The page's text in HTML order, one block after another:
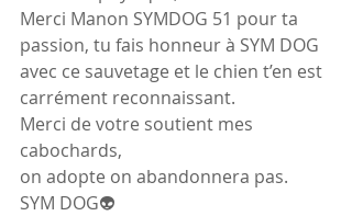
Merci Manon SYMDOG 51 pour ta
passion, tu fais honneur à SYM DOG
avec ce sauvetage et le chien t’en est
carrément reconnaissant.
Merci de votre soutient mes
cabochards,
on adopte on abandonnera pas.
SYM DOG👽